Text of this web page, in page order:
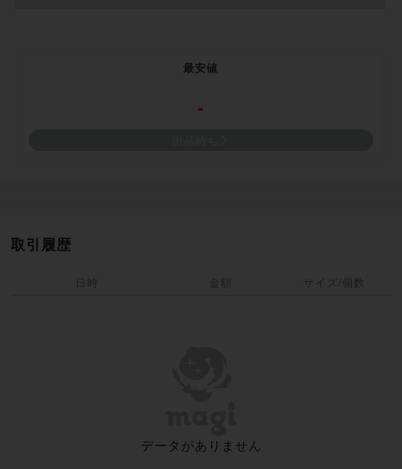
最安値
-
取引履歴
日時 金額 サイズ/個数
データがありません